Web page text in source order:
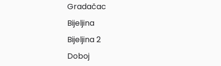
Gradačac
Bijeljina
Bijeljina 2
Doboj